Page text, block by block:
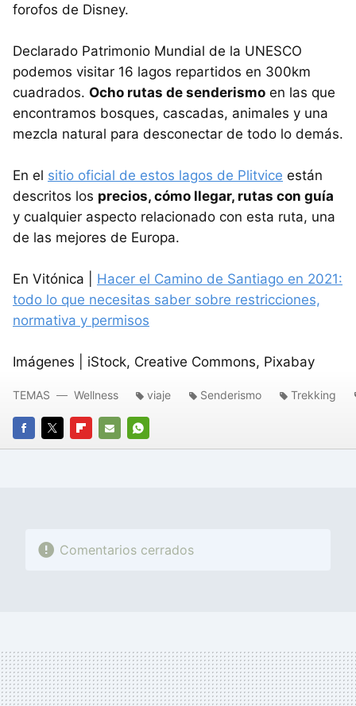
forofos de Disney.
Declarado Patrimonio Mundial de la UNESCO
podemos visitar 16 lagos repartidos en 300km
cuadrados. Ocho rutas de senderismo en las que
encontramos bosques, cascadas, animales y una
mezcla natural para desconectar de todo lo demás.
En el sitio oficial de estos lagos de Plitvice están
descritos los precios, cómo llegar, rutas con guía
y cualquier aspecto relacionado con esta ruta, una
de las mejores de Europa.
En Vitónica | Hacer el Camino de Santiago en 2021:
todo lo que necesitas saber sobre restricciones,
normativa y permisos
Imágenes | iStock, Creative Commons, Pixabay
FACEBOOK
TWITTERFLIPBOARD
E-
WHATSAPP
TEMAS Wellness viaje Senderismo Trekking
Comentarios cerrados